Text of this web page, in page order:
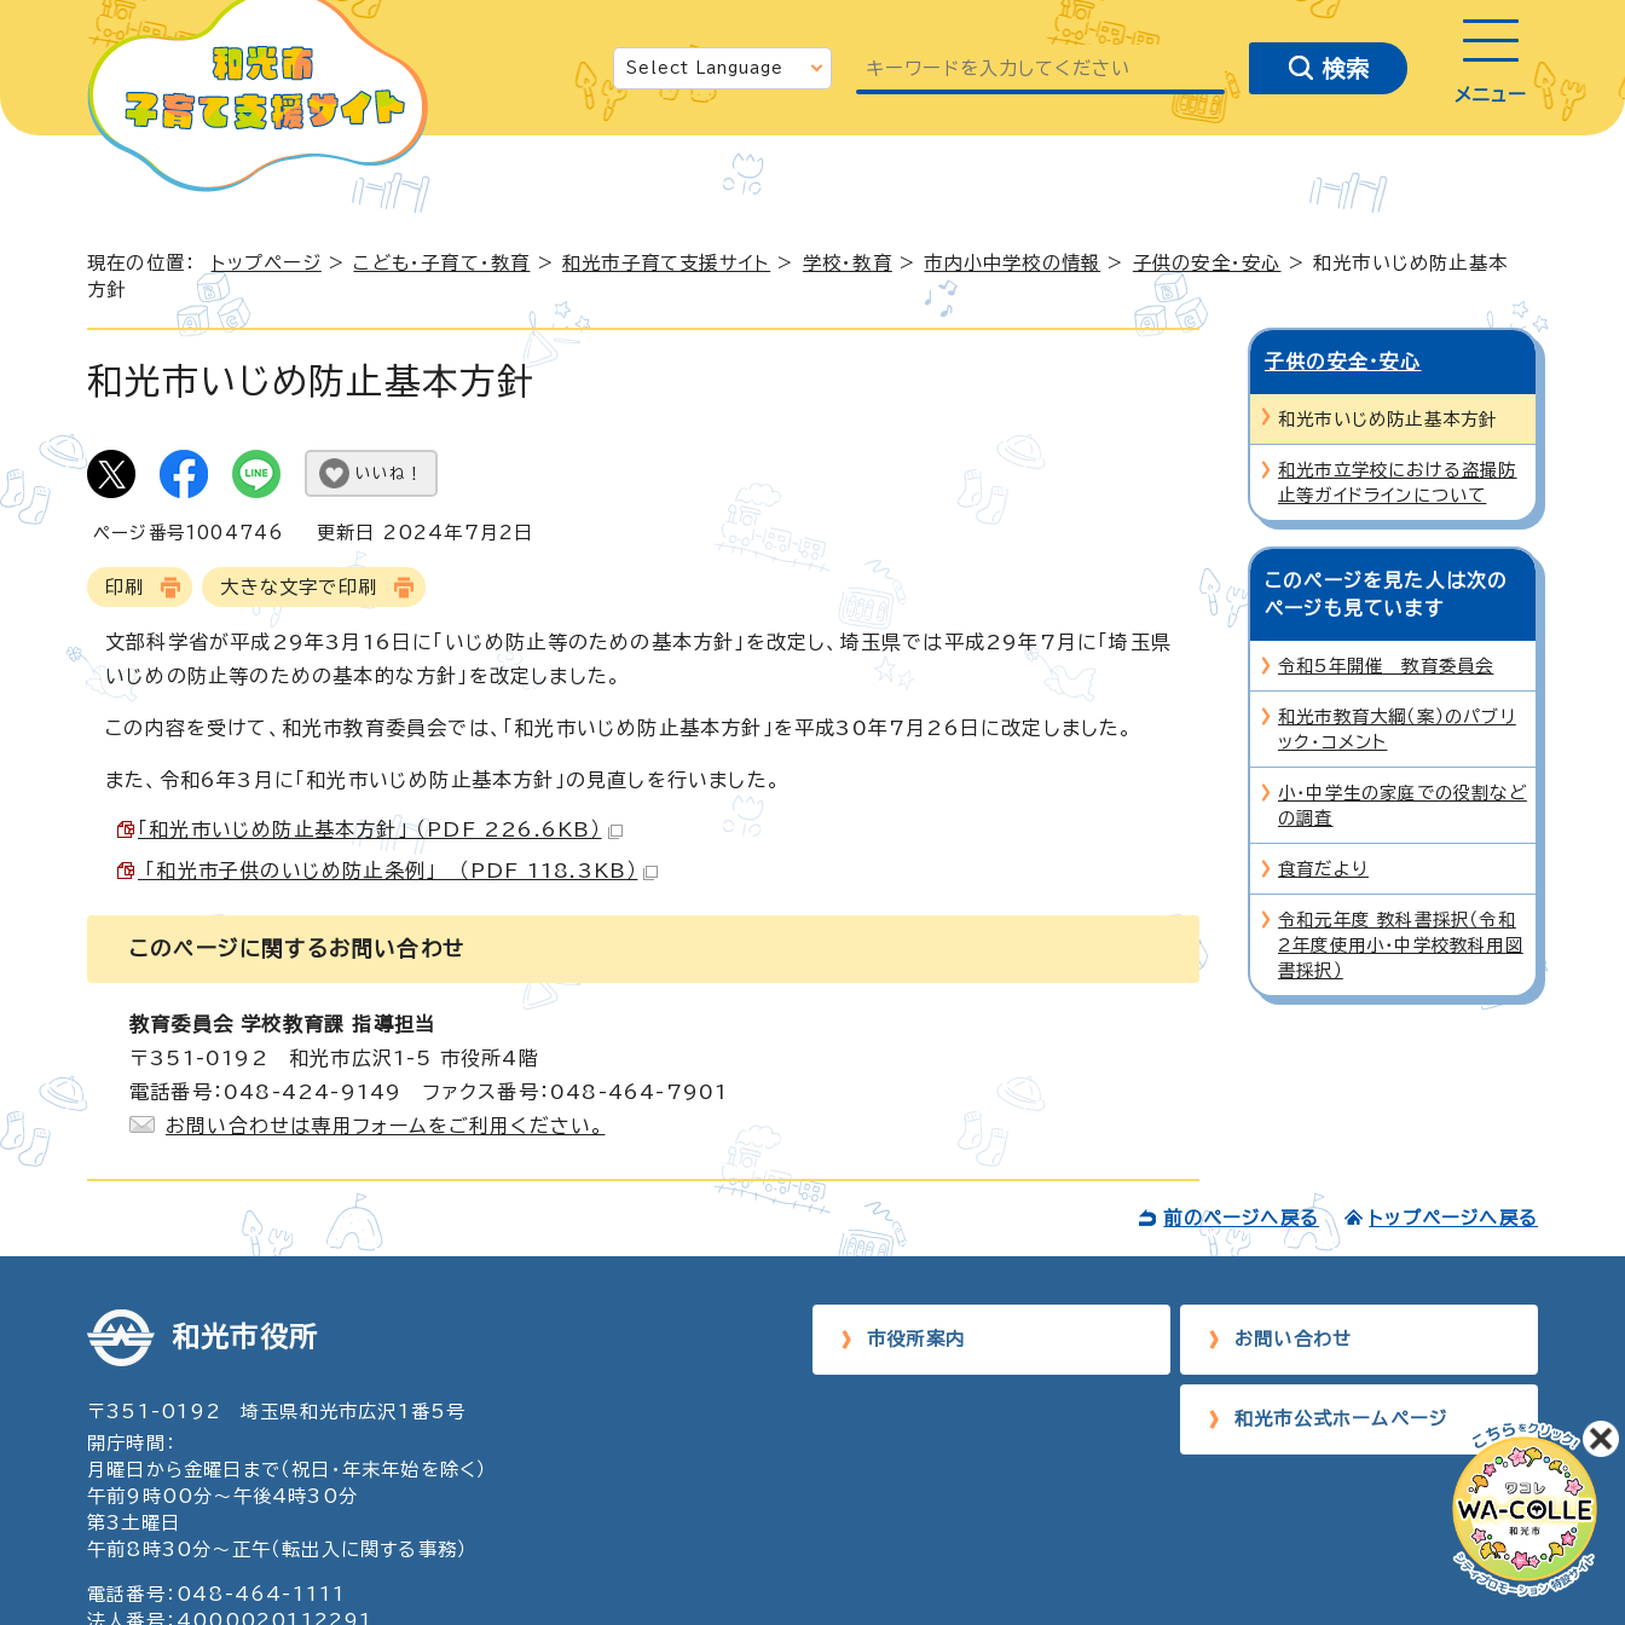
メニュー
現在の位置： トップページ > こども・子育て・教育 >和光市子育て支援サイト > 学校・教育 >市内小中学校の情報 > 子供の安全・安心 > 和光市いじめ防止基本
方針
和光市いじめ防止基本方針
いいね！
ページ番号1004746 更新日 2024年7月2日
印刷 大きな文字で印刷
文部科学省が平成29年3月16日に「いじめ防止等のための基本方針」を改定し、埼玉県では平成29年7月に「埼玉県
いじめの防止等のための基本的な方針」を改定しました。
この内容を受けて、和光市教育委員会では、「和光市いじめ防止基本方針」を平成30年7月26日に改定しました。
また、令和6年3月に「和光市いじめ防止基本方針」の見直しを行いました。
「和光市いじめ防止基本方針」 （PDF 226.6KB）
「和光市子供のいじめ防止条例」 （PDF 118.3KB）
このページに関するお問い合わせ
教育委員会 学校教育課 指導担当
〒351-0192 和光市広沢1-5 市役所4階
電話番号：048-424-9149 ファクス番号：048-464-7901
お問い合わせは専用フォームをご利用ください。
子供の安全・安心
和光市いじめ防止基本方針
和光市立学校における盗撮防
止等ガイドラインについて
このページを見た人は次の
ページも見ています
令和5年開催 教育委員会
和光市教育大綱（案）のパブリ
ック・コメント
小・中学生の家庭での役割など
の調査
食育だより
令和元年度 教科書採択（令和
2年度使用小・中学校教科用図
書採択）
前のページへ戻る トップページへ戻る
和光市役所
〒351-0192 埼玉県和光市広沢1番5号
開庁時間：
月曜日から金曜日まで（祝日・年末年始を除く）
午前9時00分～午後4時30分
第3土曜日
午前8時30分～正午（転出入に関する事務）
電話番号：048-464-1111
法人番号：4000020112291
市役所案内 お問い合わせ
和光市公式ホームページ